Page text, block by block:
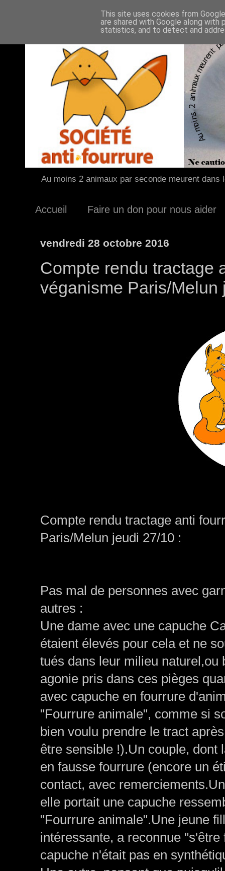
Au moins 2 animaux par seconde meurent
Accueil Faire un don pour nous aider
vendredi 28 octobre 2016
Compte rendu tractage
véganisme Paris/Melun
Compte rendu tractage anti
Paris/Melun jeudi 27/10 :
Pas mal de personnes avec
autres :
Une dame avec une capuche
étaient élevés pour cela et ne
tués dans leur milieu naturel,ou
agonie pris dans ces pièges
avec capuche en fourrure
"Fourrure animale", comme si
bien voulu prendre le tract
être sensible !).Un couple, dont
en fausse fourrure (encore un
contact, avec
elle portait une capuche
"Fourrure animale".Une jeune
intéressante, a reconnue
capuche n'était pas en
This site uses cookies from
are shared with Google along
statistics, and to detect and